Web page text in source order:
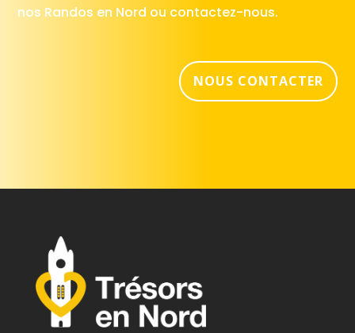
nos Randos en Nord ou contactez-nous.
NOUS CONTACTER